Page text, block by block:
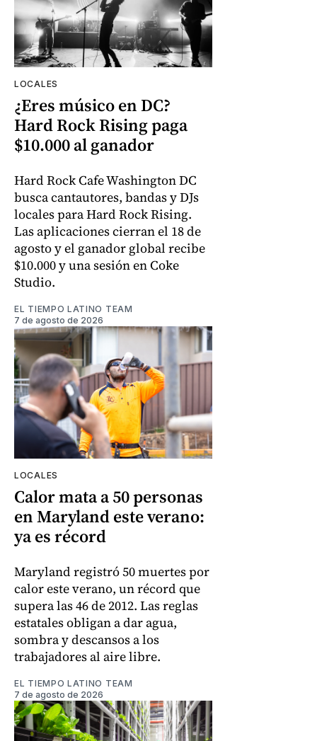
LOCALES
¿Eres músico en DC?
Hard Rock Rising paga
$10.000 al ganador
Hard Rock Cafe Washington DC
busca cantautores, bandas y DJs
locales para Hard Rock Rising.
Las aplicaciones cierran el 18 de
agosto y el ganador global recibe
$10.000 y una sesión en Coke
Studio.
EL TIEMPO LATINO TEAM
7 de agosto de 2026
LOCALES
Calor mata a 50 personas
en Maryland este verano:
ya es récord
Maryland registró 50 muertes por
calor este verano, un récord que
supera las 46 de 2012. Las reglas
estatales obligan a dar agua,
sombra y descansos a los
trabajadores al aire libre.
EL TIEMPO LATINO TEAM
7 de agosto de 2026